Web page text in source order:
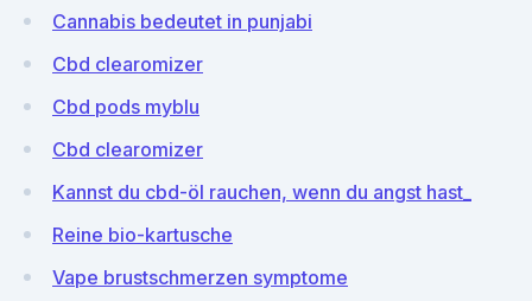
Cannabis bedeutet in punjabi
Cbd clearomizer
Cbd pods myblu
Cbd clearomizer
Kannst du cbd-öl rauchen, wenn du angst hast_
Reine bio-kartusche
Vape brustschmerzen symptome